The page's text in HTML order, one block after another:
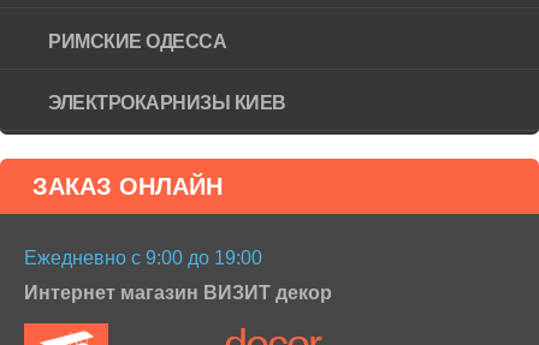
РИМСКИЕ ОДЕССА
ЭЛЕКТРОКАРНИЗЫ КИЕВ
ЗАКАЗ ОНЛАЙН
Ежедневно с 9:00 до 19:00
Интернет магазин ВИЗИТ декор